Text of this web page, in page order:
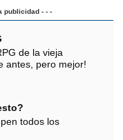
publicidad - - -
de la vieja
antes, pero mejor!
todos los